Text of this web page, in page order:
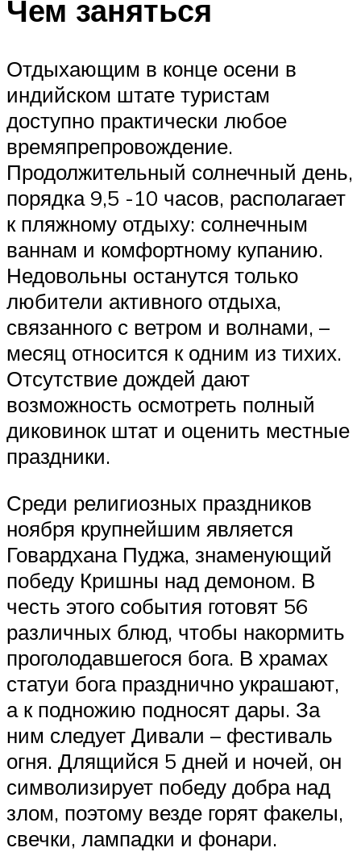
Чем заняться
Отдыхающим в конце осени в
индийском штате туристам
доступно практически любое
времяпрепровождение.
Продолжительный солнечный день,
порядка 9,5 -10 часов, располагает
к пляжному отдыху: солнечным
ваннам и комфортному купанию.
Недовольны останутся только
любители активного отдыха,
связанного с ветром и волнами, –
месяц относится к одним из тихих.
Отсутствие дождей дают
возможность осмотреть полный
диковинок штат и оценить местные
праздники.
Среди религиозных праздников
ноября крупнейшим является
Говардхана Пуджа, знаменующий
победу Кришны над демоном. В
честь этого события готовят 56
различных блюд, чтобы накормить
проголодавшегося бога. В храмах
статуи бога празднично украшают,
а к подножию подносят дары. За
ним следует Дивали – фестиваль
огня. Длящийся 5 дней и ночей, он
символизирует победу добра над
злом, поэтому везде горят факелы,
свечки, лампадки и фонари.